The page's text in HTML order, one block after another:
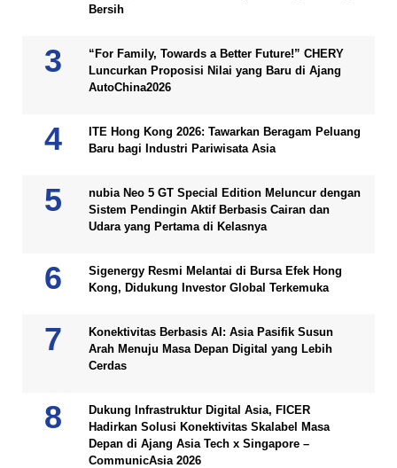
Bersih
“For Family, Towards a Better Future!” CHERY
Luncurkan Proposisi Nilai yang Baru di Ajang
AutoChina2026
ITE Hong Kong 2026: Tawarkan Beragam Peluang
Baru bagi Industri Pariwisata Asia
nubia Neo 5 GT Special Edition Meluncur dengan
Sistem Pendingin Aktif Berbasis Cairan dan
Udara yang Pertama di Kelasnya
Sigenergy Resmi Melantai di Bursa Efek Hong
Kong, Didukung Investor Global Terkemuka
Konektivitas Berbasis AI: Asia Pasifik Susun
Arah Menuju Masa Depan Digital yang Lebih
Cerdas
Dukung Infrastruktur Digital Asia, FICER
Hadirkan Solusi Konektivitas Skalabel Masa
Depan di Ajang Asia Tech x Singapore –
CommunicAsia 2026